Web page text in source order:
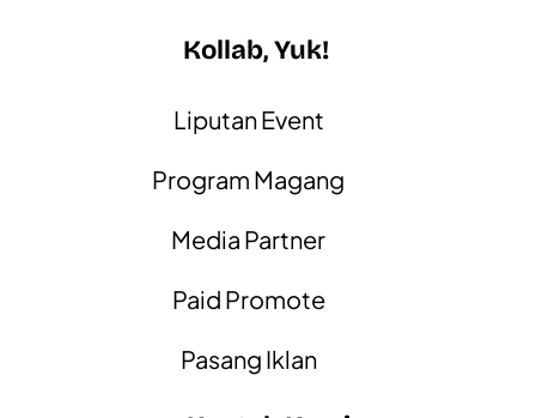
Kollab, Yuk!
Liputan Event
Program Magang
Media Partner
Paid Promote
Pasang Iklan